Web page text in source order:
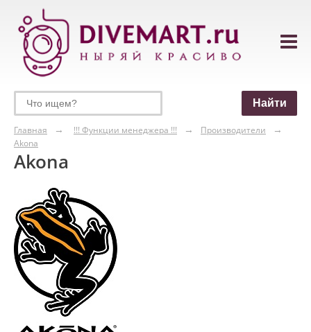
Главная !!! Функции менеджера !!!
Производители
Akona
Akona